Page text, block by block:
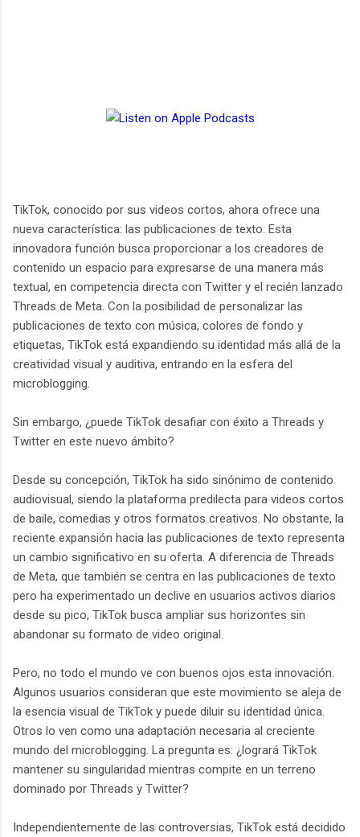
TikTok, conocido por sus videos cortos, ahora ofrece una
nueva característica: las publicaciones de texto. Esta
innovadora función busca proporcionar a los creadores de
contenido un espacio para expresarse de una manera más
textual, en competencia directa con Twitter y el recién lanzado
Threads de Meta. Con la posibilidad de personalizar las
publicaciones de texto con música, colores de fondo y
etiquetas, TikTok está expandiendo su identidad más allá de la
creatividad visual y auditiva, entrando en la esfera del
microblogging.
Sin embargo, ¿puede TikTok desafiar con éxito a Threads y
Twitter en este nuevo ámbito?
Desde su concepción, TikTok ha sido sinónimo de contenido
audiovisual, siendo la plataforma predilecta para videos cortos
de baile, comedias y otros formatos creativos. No obstante, la
reciente expansión hacia las publicaciones de texto representa
un cambio significativo en su oferta. A diferencia de Threads
de Meta, que también se centra en las publicaciones de texto
pero ha experimentado un declive en usuarios activos diarios
desde su pico, TikTok busca ampliar sus horizontes sin
abandonar su formato de video original.
Pero, no todo el mundo ve con buenos ojos esta innovación.
Algunos usuarios consideran que este movimiento se aleja de
la esencia visual de TikTok y puede diluir su identidad única.
Otros lo ven como una adaptación necesaria al creciente
mundo del microblogging. La pregunta es: ¿logrará TikTok
mantener su singularidad mientras compite en un terreno
dominado por Threads y Twitter?
Independientemente de las controversias, TikTok está decidido